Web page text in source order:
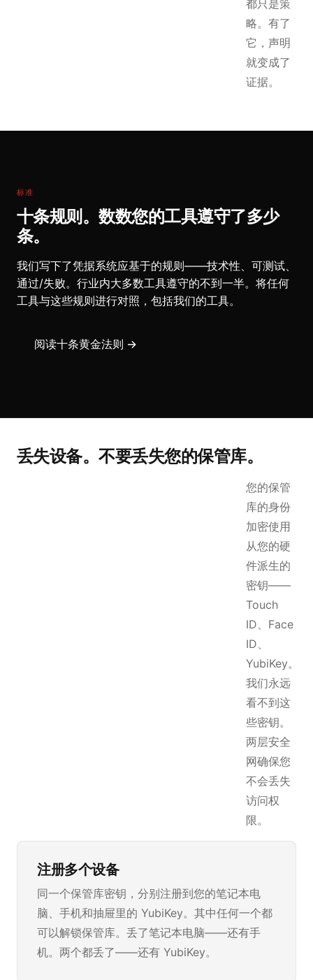
都只是策
略。有了
它，声明
就变成了
证据。
标准
十条规则。数数您的工具遵守了多少
条。
我们写下了凭据系统应基于的规则——技术性、可测试、
通过/失败。行业内大多数工具遵守的不到一半。将任何
工具与这些规则进行对照，包括我们的工具。
阅读十条黄金法则 →
丢失设备。不要丢失您的保管库。
您的保管
库的身份
加密使用
从您的硬
件派生的
密钥——
Touch
ID、Face
ID、
YubiKey。
我们永远
看不到这
些密钥。
两层安全
网确保您
不会丢失
访问权
限。
注册多个设备
同一个保管库密钥，分别注册到您的笔记本电
脑、手机和抽屉里的 YubiKey。其中任何一个都
可以解锁保管库。丢了笔记本电脑——还有手
机。两个都丢了——还有 YubiKey。